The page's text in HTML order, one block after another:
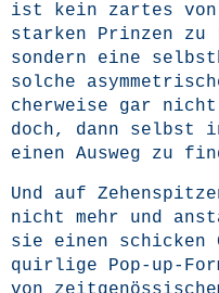
ist kein zar­tes von
star­ken Prin­zen zu
son­dern eine
sol­che
cher­wei­se gar nicht
doch, dann selbst
einen Aus­weg zu
Und auf
nicht mehr und
sie einen schi­cken
quir­li­ge Pop-up-